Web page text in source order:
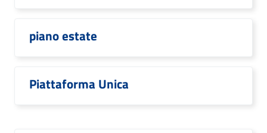
piano estate
Piattaforma Unica